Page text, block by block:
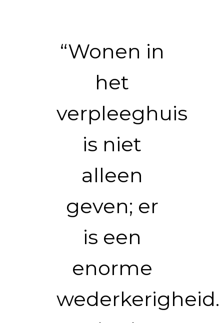
“Wonen in
het
verpleeghuis
is niet
alleen
geven; er
is een
enorme
wederkerigheid.